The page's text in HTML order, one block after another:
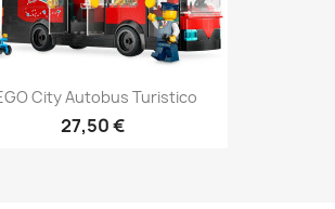
City Autobus Turistico
27,50 €